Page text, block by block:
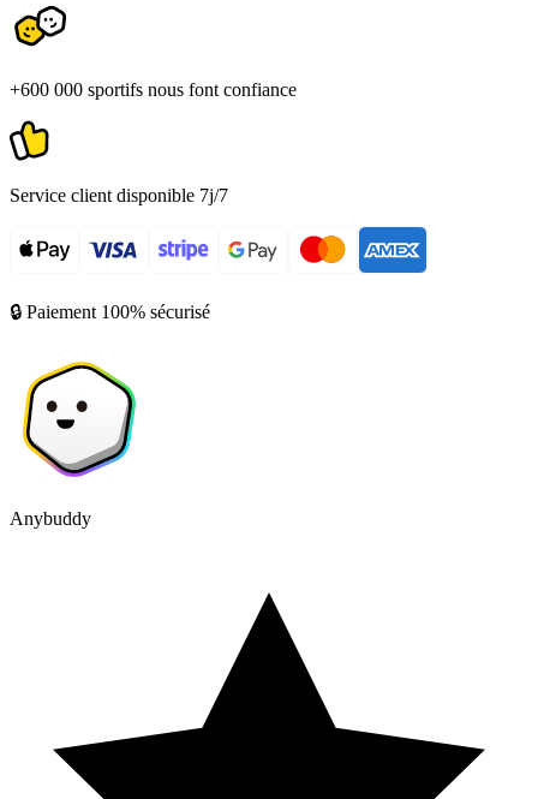
+600 000 sportifs nous font confiance
Service client disponible 7j/7
🔒 Paiement 100% sécurisé
Anybuddy